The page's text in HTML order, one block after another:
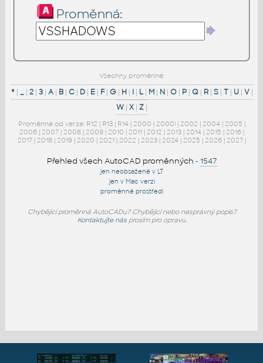
Proměnná:
Všechny proměnné:
*| _| 2| 3| A| B| C| D| E| F| G| H | I| L| M| N| O| P| Q| R| S| T| U| V|
W | X | Z |
Proměnné od verze: R12 | R13 | R14 | 2000 | 2000i | 2002 | 2004 | 2005 |
2006 | 2007 | 2008 | 2009 | 2010 | 2011 | 2012 | 2013 | 2014 | 2015 | 2016 |
2017 | 2018 | 2019 | 2020 | 2021 | 2022 | 2023 | 2024 | 2025 | 2026 | 2027 |
Přehled všech AutoCAD proměnných - 1547
jen neobsažené v LT
jen v Mac verzi
proměnné prostředí
Chybějící proměnná AutoCADu? Chybějící nebo nesprávný popis?
Kontaktujte násprosím pro opravu.